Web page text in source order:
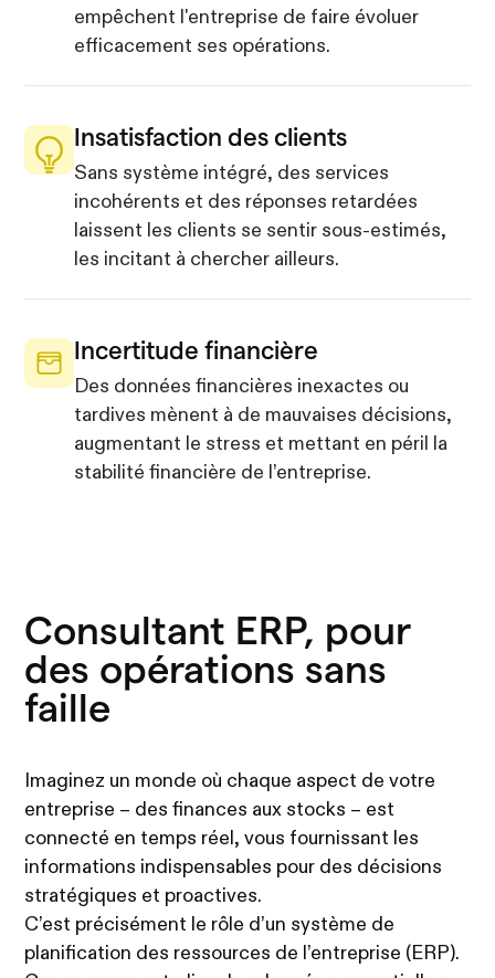
empêchent l'entreprise de faire évoluer
efficacement ses opérations.
Insatisfaction des clients
Sans système intégré, des services
incohérents et des réponses retardées
laissent les clients se sentir sous-estimés,
les incitant à chercher ailleurs.
Incertitude financière
Des données financières inexactes ou
tardives mènent à de mauvaises décisions,
augmentant le stress et mettant en péril la
stabilité financière de l’entreprise.
Consultant ERP, pour
des opérations sans
faille
Imaginez un monde où chaque aspect de votre
entreprise – des finances aux stocks – est
connecté en temps réel, vous fournissant les
informations indispensables pour des décisions
stratégiques et proactives.
C’est précisément le rôle d’un système de
planification des ressources de l’entreprise (ERP).